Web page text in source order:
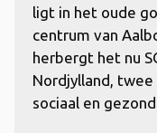
ligt in het oude
centrum van
herbergt het nu
Nordjylland,
sociaal en